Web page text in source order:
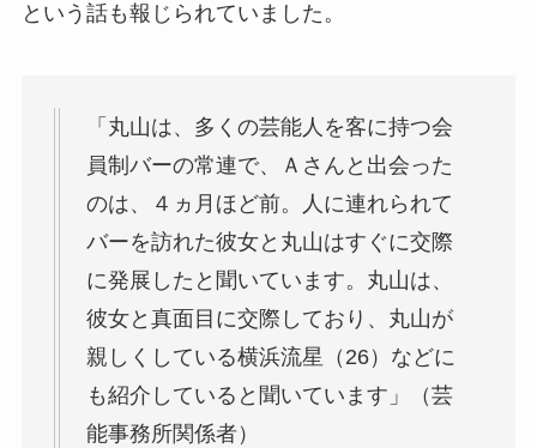
という話も報じられていました。
「丸山は、多くの芸能人を客に持つ会
員制バーの常連で、Ａさんと出会った
のは、４ヵ月ほど前。人に連れられて
バーを訪れた彼女と丸山はすぐに交際
に発展したと聞いています。丸山は、
彼女と真面目に交際しており、丸山が
親しくしている横浜流星（26）などに
も紹介していると聞いています」（芸
能事務所関係者）